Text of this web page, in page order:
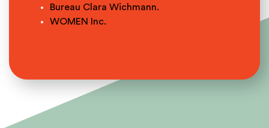
Bureau Clara Wichmann.
WOMEN Inc.